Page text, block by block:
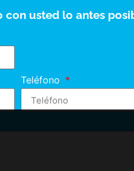
con usted lo antes
Teléfono